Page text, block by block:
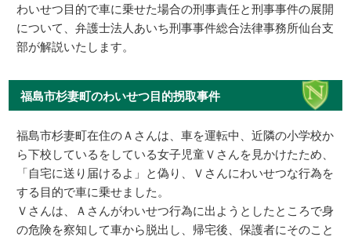
わいせつ目的で車に乗せた場合の刑事責任と刑事事件の展開
について、弁護士法人あいち刑事事件総合法律事務所仙台支
部が解説いたします。
福島市杉妻町のわいせつ目的拐取事件
福島市杉妻町在住のＡさんは、車を運転中、近隣の小学校か
ら下校しているをしている女子児童Ｖさんを見かけたため、
「自宅に送り届けるよ」と偽り、Ｖさんにわいせつな行為を
する目的で車に乗せました。
Ｖさんは、Ａさんがわいせつ行為に出ようとしたところで身
の危険を察知して車から脱出し、帰宅後、保護者にそのこと